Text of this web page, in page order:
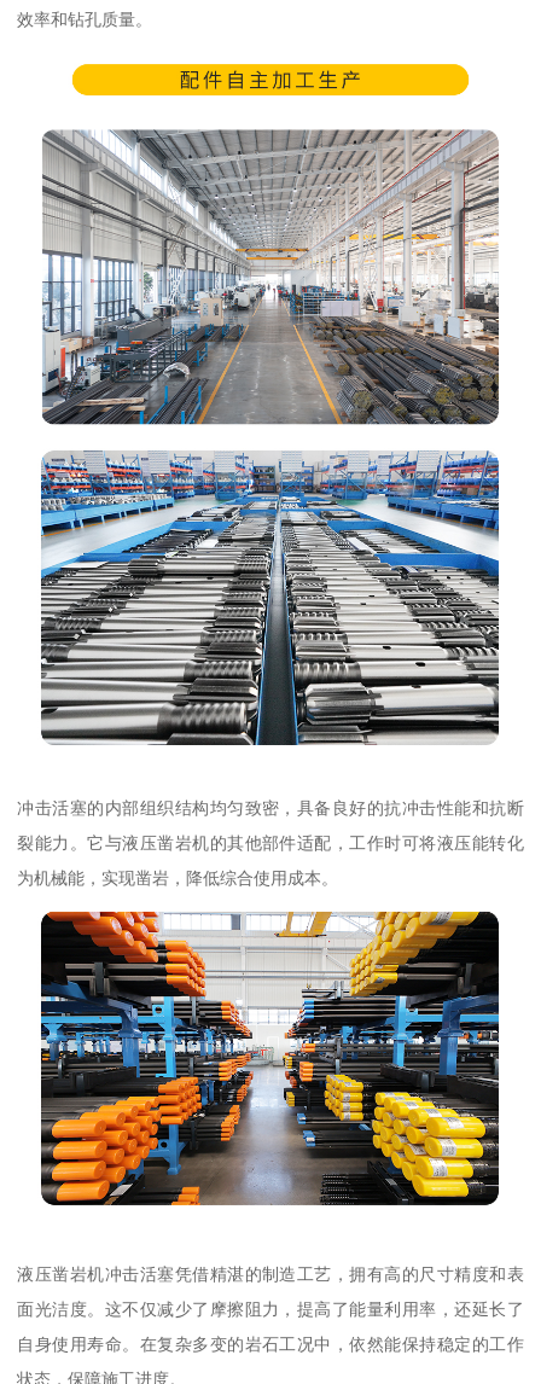
效率和钻孔质量。
冲击活塞的内部组织结构均匀致密，具备良好的抗冲击性能和抗断
裂能力。它与液压凿岩机的其他部件适配，工作时可将液压能转化
为机械能，实现凿岩，降低综合使用成本。
液压凿岩机冲击活塞凭借精湛的制造工艺，拥有高的尺寸精度和表
面光洁度。这不仅减少了摩擦阻力，提高了能量利用率，还延长了
自身使用寿命。在复杂多变的岩石工况中，依然能保持稳定的工作
状态，保障施工进度。